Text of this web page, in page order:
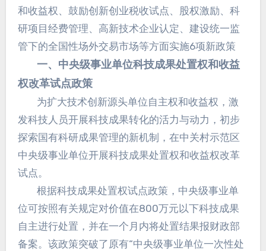
和收益权、鼓励创新创业税收试点、股权激励、科
研项目经费管理、高新技术企业认定、建设统一监
管下的全国性场外交易市场等方面实施6项新政策
一、中央级事业单位科技成果处置权和收益
权改革试点政策
为扩大技术创新源头单位自主权和收益权，激
发科技人员开展科技成果转化的活力与动力，初步
探索国有科研成果管理的新机制，在中关村示范区
中央级事业单位开展科技成果处置权和收益权改革
试点。
根据科技成果处置权试点政策，中央级事业单
位可按照有关规定对价值在800万元以下科技成果
自主进行处置，并在一个月内将处置结果报财政部
备案。该政策突破了原有“中央级事业单位一次性处